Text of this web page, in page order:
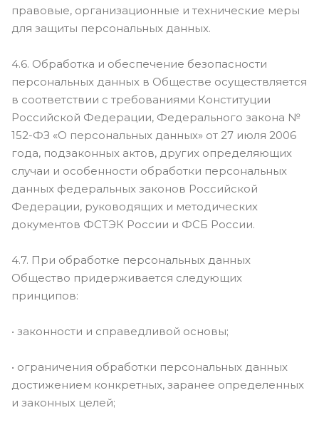
правовые, организационные и технические меры
для защиты персональных данных.
4.6. Обработка и обеспечение безопасности
персональных данных в Обществе осуществляется
в соответствии с требованиями Конституции
Российской Федерации, Федерального закона №
152-ФЗ «О персональных данных» от 27 июля 2006
года, подзаконных актов, других определяющих
случаи и особенности обработки персональных
данных федеральных законов Российской
Федерации, руководящих и методических
документов ФСТЭК России и ФСБ России.
4.7. При обработке персональных данных
Общество придерживается следующих
принципов:
• законности и справедливой основы;
• ограничения обработки персональных данных
достижением конкретных, заранее определенных
и законных целей;